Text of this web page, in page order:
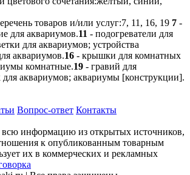
товаров и/или услуг:7, 11, 16, 19 7 -
для аквариумов.11 - подогреватели для
для аквариумов; устройства
аквариумов.16 - крышки для комнатных
комнатные.19 - гравий для
для аквариумов; аквариумы [конструкции].
Вопрос-ответ Контакты
всю информацию из открытых источников,
к опубликованным товарным
их в коммерческих и рекламных